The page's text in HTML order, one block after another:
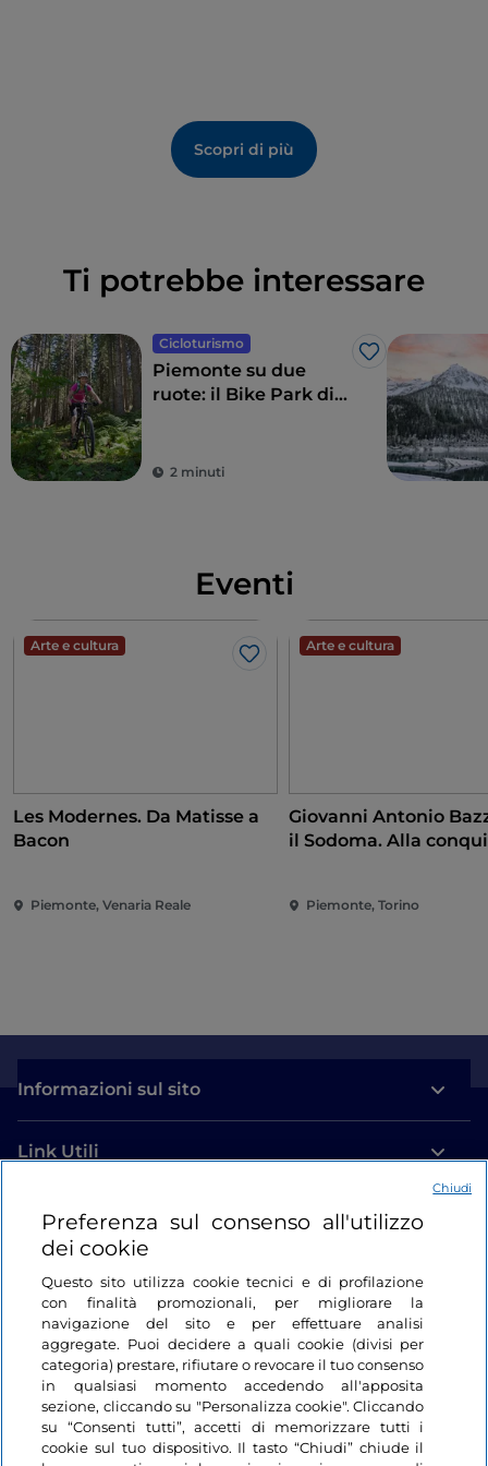
Scopri di più
Ti potrebbe interessare
Cicloturismo
Like
Piemonte su due
ruote: il Bike Park di
2 minuti
Eventi
Arte e cultura
Like
Les Modernes. Da Matisse a
Bacon
Piemonte, Venaria Reale
Arte e cultura
Giovanni Antonio
il Sodoma. Alla
Piemonte, Torino
Informazioni sul sito
Link Utili
Login
Restiamo in contatto
Preferenza sul consenso all'utilizzo
dei cookie
Questo sito utilizza cookie tecnici e di profilazione
con finalità promozionali, per migliorare la
navigazione del sito e per effettuare analisi
aggregate. Puoi decidere a quali cookie (divisi per
categoria) prestare, rifiutare o revocare il tuo consenso
in qualsiasi momento accedendo all'apposita
sezione, cliccando su "Personalizza cookie". Cliccando
su “Consenti tutti”, accetti di memorizzare tutti i
cookie sul tuo dispositivo. Il tasto “Chiudi” chiude il
Chiudi